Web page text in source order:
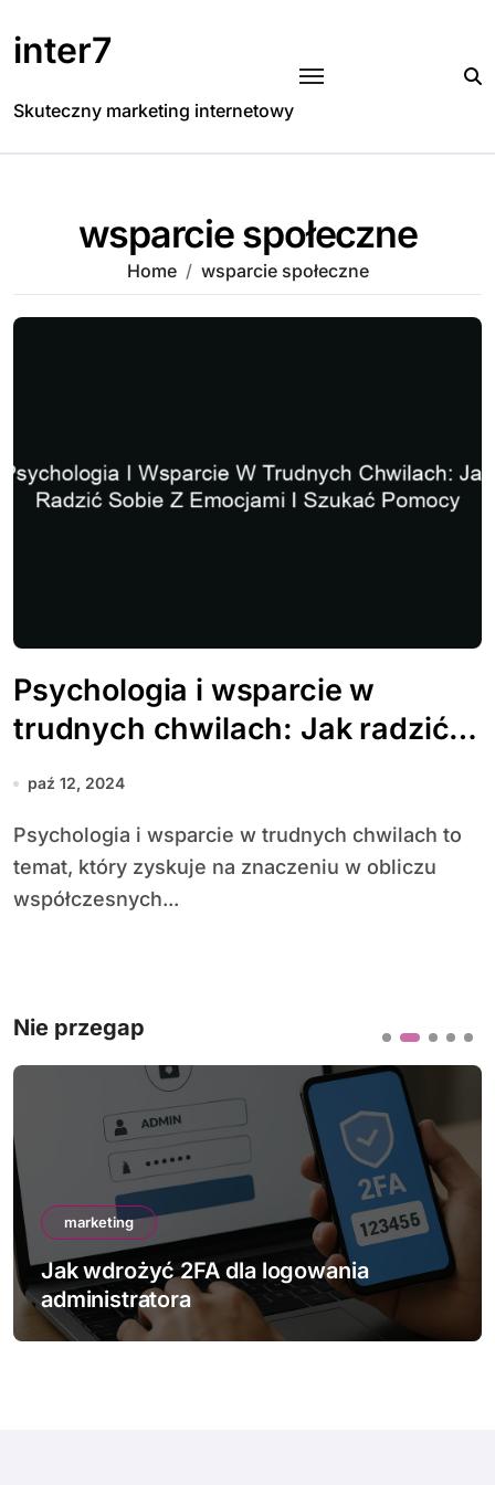
to
content
inter7
Skuteczny marketing internetowy
wsparcie społeczne
Home wsparcie społeczne
Psychologia i wsparcie w
trudnych chwilach: Jak radzić
sobie z emocjami i szukać
paź 12, 2024
Psychologia i wsparcie w trudnych chwilach to
temat, który zyskuje na znaczeniu w obliczu
współczesnych...
Nie przegap
marketing
Jak wdrożyć 2FA dla logowania
administratora